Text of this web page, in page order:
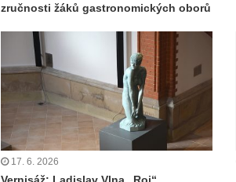
zručnosti žáků gastronomických oborů
17. 6. 2026